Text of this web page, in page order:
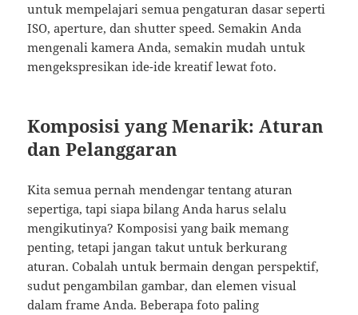
untuk mempelajari semua pengaturan dasar seperti
ISO, aperture, dan shutter speed. Semakin Anda
mengenali kamera Anda, semakin mudah untuk
mengekspresikan ide-ide kreatif lewat foto.
Komposisi yang Menarik: Aturan
dan Pelanggaran
Kita semua pernah mendengar tentang aturan
sepertiga, tapi siapa bilang Anda harus selalu
mengikutinya? Komposisi yang baik memang
penting, tetapi jangan takut untuk berkurang
aturan. Cobalah untuk bermain dengan perspektif,
sudut pengambilan gambar, dan elemen visual
dalam frame Anda. Beberapa foto paling